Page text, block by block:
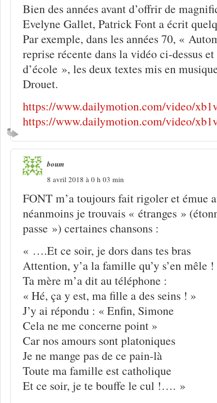
Bien des années avant d’offrir de
Evelyne Gallet, Patrick Font a écrit
Par exemple, dans les années 70, «
reprise récente dans la vidéo ci-dessus
d’école », les deux textes mis en
Drouet.
https://www.dailymotion.com/video/
https://www.dailymotion.com/video/
boum
8 avril 2018 à 0 h 03 min
FONT m’a toujours fait rigoler et émue
néanmoins je trouvais « étranges »
passe ») certaines chansons :
« ….Et ce soir, je dors dans tes bras
Attention, y’a la famille qu’y s’en mêle !
Ta mère m’a dit au téléphone :
« Hé, ça y est, ma fille a des seins ! »
J’y ai répondu : « Enfin, Simone
Cela ne me concerne point »
Car nos amours sont platoniques
Je ne mange pas de ce pain-là
Toute ma famille est catholique
Et ce soir, je te bouffe le cul !…. »